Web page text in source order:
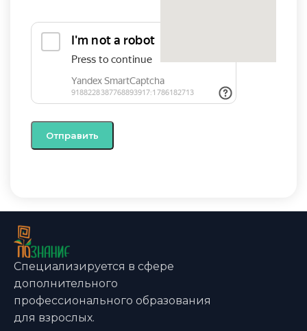
Специализируется в сфере
дополнительного
профессионального образования
для взрослых.